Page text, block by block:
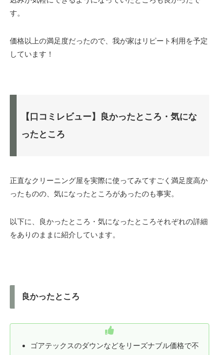
す。
価格以上の満足度だったので、我が家はリピート利用を予定
しています！
【口コミレビュー】良かったところ・気にな
ったところ
正直なクリーニング屋を実際に使ってみてすごく満足度高か
ったものの、気になったところがあったのも事実。
以下に、良かったところ・気になったところそれぞれの詳細
をありのままに紹介しています。
良かったところ
ゴアテックスのダウンなどをリーズナブル価格で不